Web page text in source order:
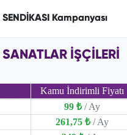
Kampanyası
İŞÇİLERİ
Kamu İndirimli Fiyatı
99 ₺ / Ay
261,75 ₺ / Ay